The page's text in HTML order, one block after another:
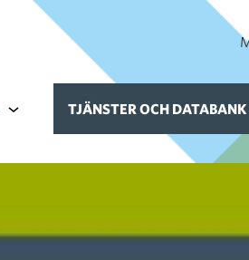
Alavalikko kohteelle Handel
TJÄNSTER OCH DATABANK